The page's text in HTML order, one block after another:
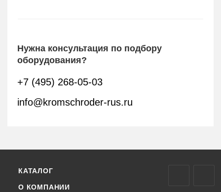
Нужна консультация по подбору
оборудования?
+7 (495) 268-05-03
info@kromschroder-rus.ru
КАТАЛОГ
О КОМПАНИИ